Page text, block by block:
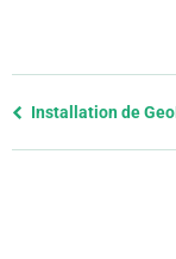
Previous
Installation de